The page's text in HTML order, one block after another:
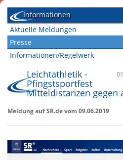
Informationen
Aktuelle Meldungen
Presse
Informationen/Regelwerk
Leichtathletik -
Pfingstsportfest
Mitteldistanzen gegen
Meldung auf SR.de vom 09.06.2019